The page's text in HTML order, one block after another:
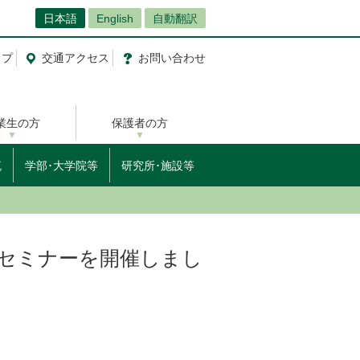
日本語 English 自動翻訳
交通アクセス お問い合わせ
生の方 保護者の方
学部･大学院等 研究所･施設等
ミナーを開催しまし